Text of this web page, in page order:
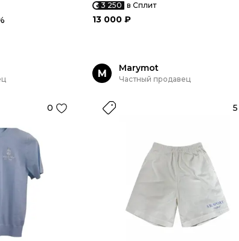
3 250 в Сплит
13 000 ₽
0
M Marymot
Частный продавец
5